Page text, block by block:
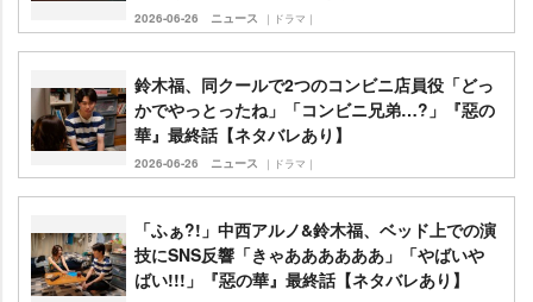
2026-06-26 ニュース ｜ドラマ｜
鈴木福、同クールで2つのコンビニ店員役「どっ
かでやっとったね」「コンビニ兄弟…?」『惡の
華』最終話【ネタバレあり】
2026-06-26 ニュース ｜ドラマ｜
「ふぁ?!」中西アルノ&鈴木福、ベッド上での演
技にSNS反響「きゃああああああ」「やばい
ばい!!!」『惡の華』最終話【ネタバレあり】